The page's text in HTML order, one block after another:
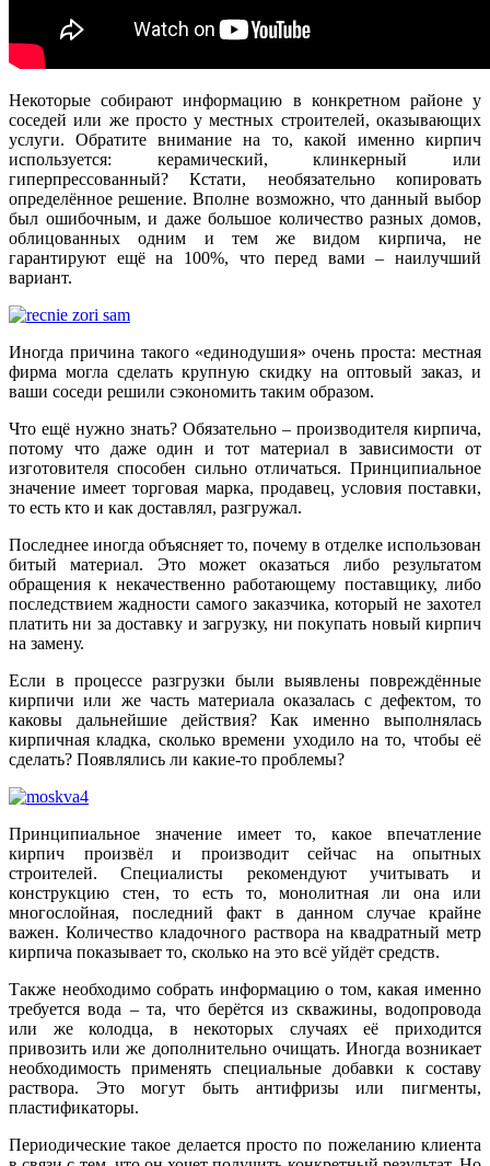
Некоторые собирают информацию в конкретном районе у
соседей или же просто у местных строителей, оказывающих
услуги. Обратите внимание на то, какой именно кирпич
используется: керамический, клинкерный или
гиперпрессованный? Кстати, необязательно копировать
определённое решение. Вполне возможно, что данный выбор
был ошибочным, и даже большое количество разных домов,
облицованных одним и тем же видом кирпича, не
гарантируют ещё на 100%, что перед вами – наилучший
вариант.
Иногда причина такого «единодушия» очень проста: местная
фирма могла сделать крупную скидку на оптовый заказ, и
ваши соседи решили сэкономить таким образом.
Что ещё нужно знать? Обязательно – производителя кирпича,
потому что даже один и тот материал в зависимости от
изготовителя способен сильно отличаться. Принципиальное
значение имеет торговая марка, продавец, условия поставки,
то есть кто и как доставлял, разгружал.
Последнее иногда объясняет то, почему в отделке использован
битый материал. Это может оказаться либо результатом
обращения к некачественно работающему поставщику, либо
последствием жадности самого заказчика, который не захотел
платить ни за доставку и загрузку, ни покупать новый кирпич
на замену.
Если в процессе разгрузки были выявлены повреждённые
кирпичи или же часть материала оказалась с дефектом, то
каковы дальнейшие действия? Как именно выполнялась
кирпичная кладка, сколько времени уходило на то, чтобы её
сделать? Появлялись ли какие-то проблемы?
Принципиальное значение имеет то, какое впечатление
кирпич произвёл и производит сейчас на опытных
строителей. Специалисты рекомендуют учитывать и
конструкцию стен, то есть то, монолитная ли она или
многослойная, последний факт в данном случае крайне
важен. Количество кладочного раствора на квадратный метр
кирпича показывает то, сколько на это всё уйдёт средств.
Также необходимо собрать информацию о том, какая именно
требуется вода – та, что берётся из скважины, водопровода
или же колодца, в некоторых случаях её приходится
привозить или же дополнительно очищать. Иногда возникает
необходимость применять специальные добавки к составу
раствора. Это могут быть антифризы или пигменты,
пластификаторы.
Периодические такое делается просто по пожеланию клиента